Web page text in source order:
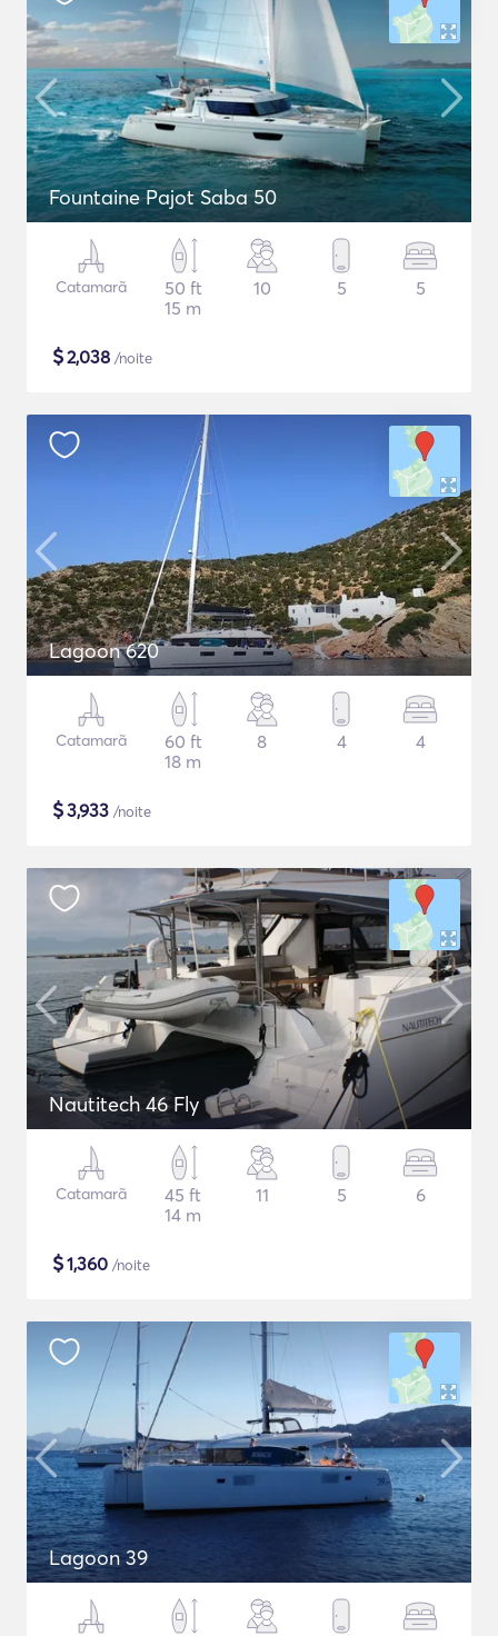
Fountaine Pajot Saba 50
Catamarã
50 ft
15 m
10 5 5
$2,038 /noite
Lagoon 620
Catamarã
60 ft
18 m
8 4 4
$3,933 /noite
Nautitech 46 Fly
Catamarã
45 ft
14 m
11 5 6
$1,360 /noite
Lagoon 39